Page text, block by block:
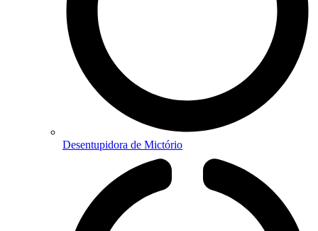
Desentupidora de Mictório